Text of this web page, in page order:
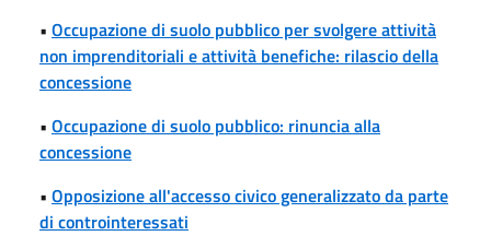
• Occupazione di suolo pubblico per svolgere attività
non imprenditoriali e attività benefiche: rilascio della
concessione
• Occupazione di suolo pubblico: rinuncia alla
concessione
• Opposizione all'accesso civico generalizzato da parte
di controinteressati